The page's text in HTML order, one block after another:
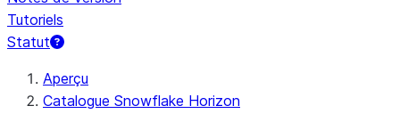
Tutoriels
Statut
Aperçu
Catalogue Snowflake Horizon